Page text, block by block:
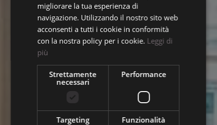
Norma Hair Studio
Mauro Basso
Team
L'Atelier
migliorare la tua esperienza di
navigazione. Utilizzando il nostro sito web
acconsenti a tutti i cookie in conformità
con la nostra policy per i cookie. Leggi di
più
Strettamente
necessari
Performance
Targeting Funzionalità